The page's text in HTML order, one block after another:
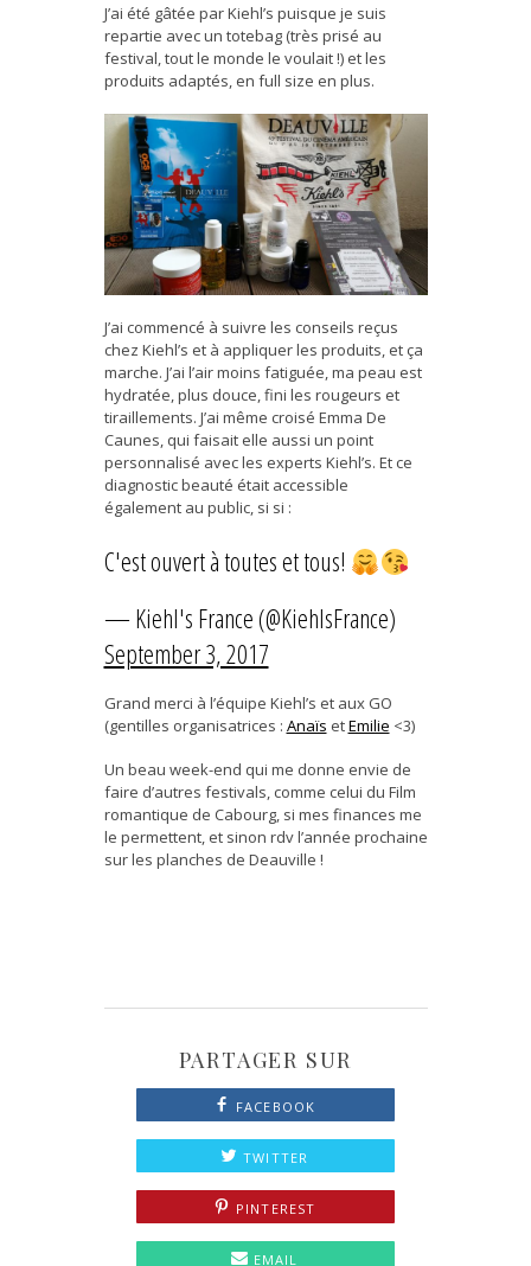
J’ai été gâtée par Kiehl’s puisque je suis
repartie avec un totebag (très prisé au
festival, tout le monde le voulait !) et les
produits adaptés, en full size en plus.
J’ai commencé à suivre les conseils reçus
chez Kiehl’s et à appliquer les produits, et ça
marche. J’ai l’air moins fatiguée, ma peau est
hydratée, plus douce, fini les rougeurs et
tiraillements. J’ai même croisé Emma De
Caunes, qui faisait elle aussi un point
personnalisé avec les experts Kiehl’s. Et ce
diagnostic beauté était accessible
également au public, si si :
C'est ouvert à toutes et tous!
— Kiehl's France (@KiehlsFrance)
September 3, 2017
Grand merci à l’équipe Kiehl’s et aux GO
(gentilles organisatrices : Anaïs etEmilie <3)
Un beau week-end qui me donne envie de
faire d’autres festivals, comme celui du Film
romantique de Cabourg, si mes finances me
le permettent, et sinon rdv l’année prochaine
sur les planches de Deauville !
PARTAGER SUR
FACEBOOK
TWITTER
PINTEREST
EMAIL